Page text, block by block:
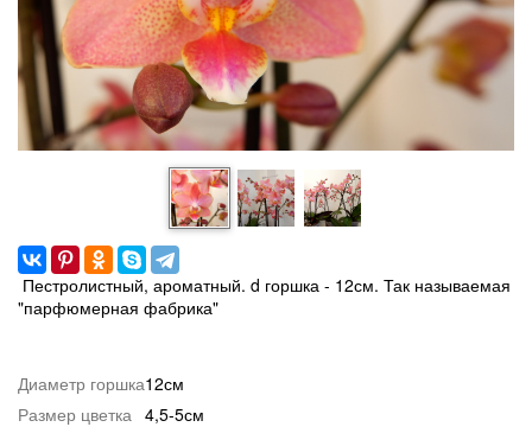
Пестролистный, ароматный. d горшка - 12см. Так называемая
"парфюмерная фабрика"
Диаметр горшка12см
Размер цветка 4,5-5см